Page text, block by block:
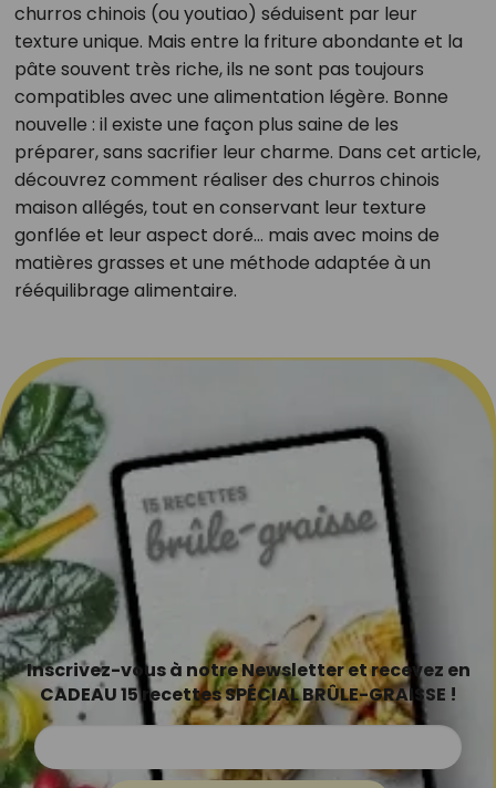
churros chinois (ou youtiao) séduisent par leur
texture unique. Mais entre la friture abondante et la
pâte souvent très riche, ils ne sont pas toujours
compatibles avec une alimentation légère. Bonne
nouvelle : il existe une façon plus saine de les
préparer, sans sacrifier leur charme. Dans cet article,
découvrez comment réaliser des churros chinois
maison allégés, tout en conservant leur texture
gonflée et leur aspect doré… mais avec moins de
matières grasses et une méthode adaptée à un
rééquilibrage alimentaire.
Inscrivez-vous à notre Newsletter et recevez en
CADEAU 15 recettes SPÉCIAL BRÛLE-GRAISSE !